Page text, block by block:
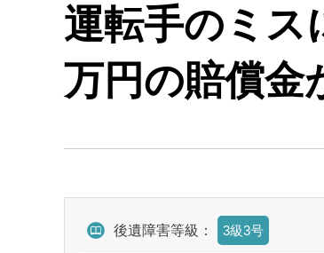
運転手のミス
万円の賠償金
後遺障害等級： 3級3号